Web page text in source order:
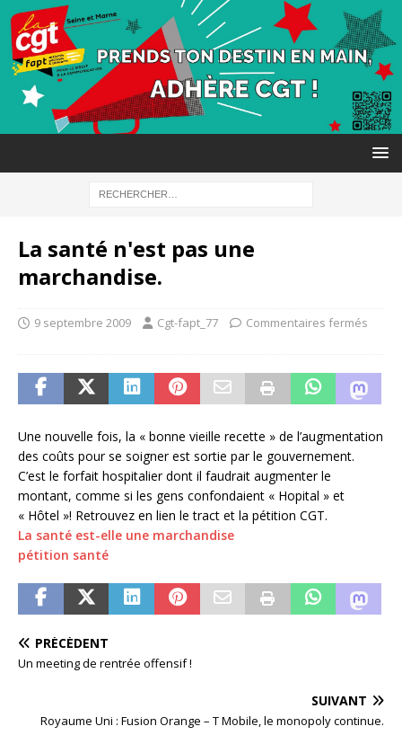
La santé n'est pas une
marchandise.
9 septembre 2009 Cgt-fapt_77 Commentaires fermés
Une nouvelle fois, la « bonne vieille recette » de l’augmentation
des coûts pour se soigner est sortie par le gouvernement.
C’est le forfait hospitalier dont il faudrait augmenter le
montant, comme si les gens confondaient « Hopital » et
« Hôtel »! Retrouvez en lien le tract et la pétition CGT.
La santé est-elle une marchandise
pétition santé
PRÉCÉDENT
Un meeting de rentrée offensif !
SUIVANT
Royaume Uni : Fusion Orange – T Mobile, le monopoly continue.